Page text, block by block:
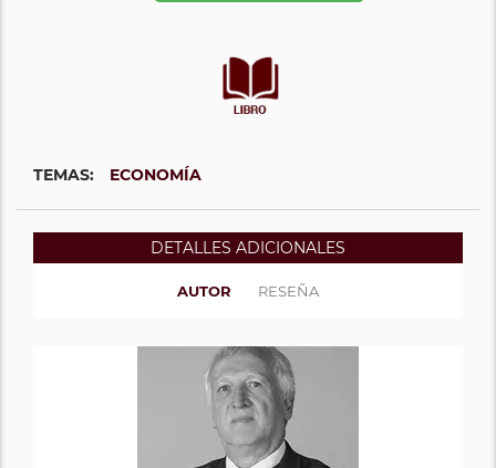
TEMAS: ECONOMÍA
DETALLES ADICIONALES
AUTOR RESEÑA